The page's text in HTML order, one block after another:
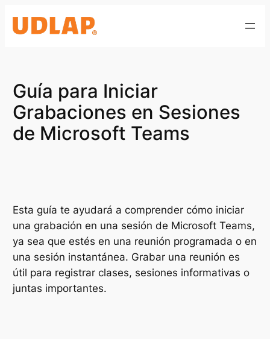
Guía para Iniciar
Grabaciones en Sesiones
de Microsoft Teams
Esta guía te ayudará a comprender cómo iniciar
una grabación en una sesión de Microsoft Teams,
ya sea que estés en una reunión programada o en
una sesión instantánea. Grabar una reunión es
útil para registrar clases, sesiones informativas o
juntas importantes.